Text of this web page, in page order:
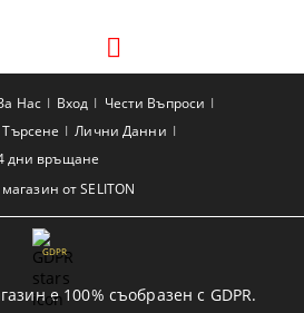
от SELITON
Нас Вход
Чести Въпроси
Търсене
Лични Данни
дни връщане
GDPR
е 100% съобразен с GDPR.